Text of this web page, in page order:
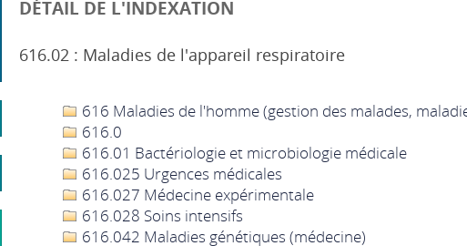
DÉTAIL DE L'INDEXATION
616.02 : Maladies de l'appareil respiratoire
616 Maladies de l'homme (gestion des malades,
616.0
616.01 Bactériologie et microbiologie médicale
616.025 Urgences médicales
616.027 Médecine expérimentale
616.028 Soins intensifs
616.042 Maladies génétiques (médecine)